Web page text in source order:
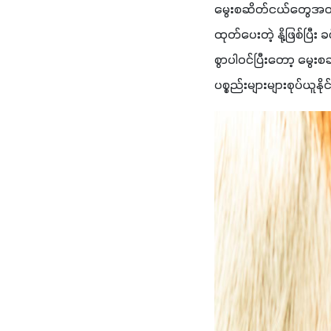
မွေးစဆိတ်ငယ်တွေအတွ
ထုတ်ပေးတဲ့ နို့ဖြစ်ပြီး
စွာပါဝင်ပြီးတော့ မွ
ပစ္စည်းများများစုပ်